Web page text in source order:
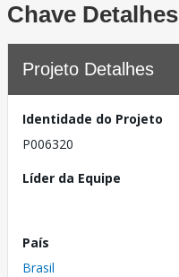
Chave Detalhes
Projeto Detalhes
Identidade do Projeto
P006320
Líder da Equipe
País
Brasil